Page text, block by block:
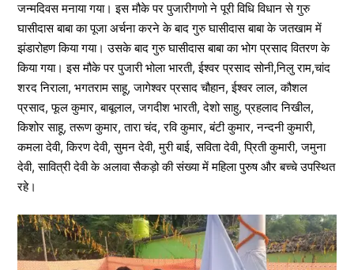
जन्मदिवस मनाया गया। इस मौके पर पुजारीगणो ने पूरी विधि विधान से गुरु
घासीदास बाबा का पूजा अर्चना करने के बाद गुरु घासीदास बाबा के जतखाम में
झंडारोहण किया गया। उसके बाद गुरु घासीदास बाबा का भोग प्रसाद वितरण के
किया गया। इस मौके पर पुजारी भोला भारती, ईश्वर प्रसाद सोनी,निलु राम,चांद
शरद निराला, भगतराम साहू, जागेश्वर प्रसाद चौहान, ईश्वर लाल, कौशल
प्रसाद, फूल कुमार, बाबूलाल, जगदीश भारती, देशो साहु, प्रहलाद निखील,
किशोर साहू, तरूण कुमार, तारा चंद, रवि कुमार, बंटी कुमार, नन्दनी कुमारी,
कमला देवी, किरण देवी, सुमन देवी, मुरी बाई, सविता देवी, प्रिती कुमारी, जमुना
देवी, सावित्री देवी के अलावा सैकड़ो की संख्या में महिला पुरुष और बच्चे उपस्थित
रहे।